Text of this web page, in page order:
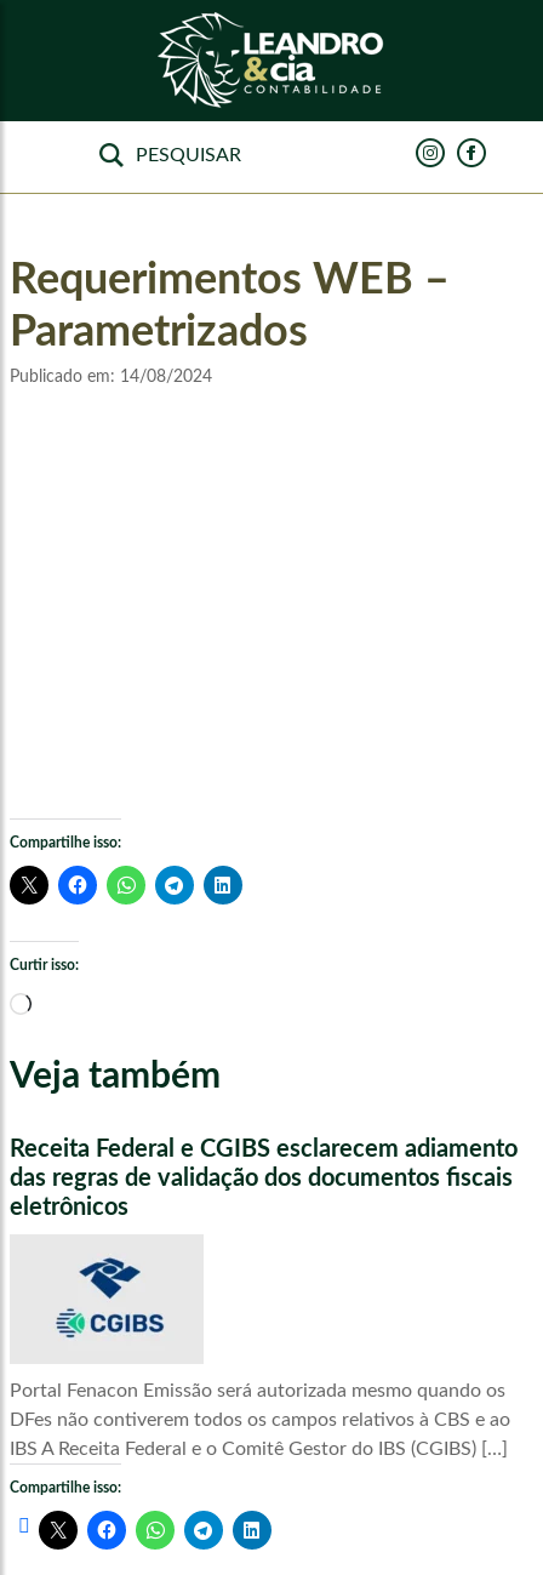
Requerimentos WEB –
Parametrizados
Publicado em: 14/08/2024
Compartilhe isso:
Curtir isso:
Carregando...
Veja também
Receita Federal e CGIBS esclarecem adiamento
das regras de validação dos documentos fiscais
eletrônicos
Portal Fenacon Emissão será autorizada mesmo quando os
DFes não contiverem todos os campos relativos à CBS e ao
IBS A Receita Federal e o Comitê Gestor do IBS (CGIBS) […]
Compartilhe isso: